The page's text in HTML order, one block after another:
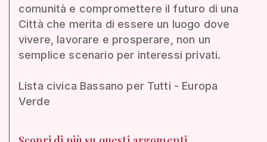
comunità e compromettere il futuro di una
Città che merita di essere un luogo dove
vivere, lavorare e prosperare, non un
semplice scenario per interessi privati.
Lista civica Bassano per Tutti - Europa
Verde